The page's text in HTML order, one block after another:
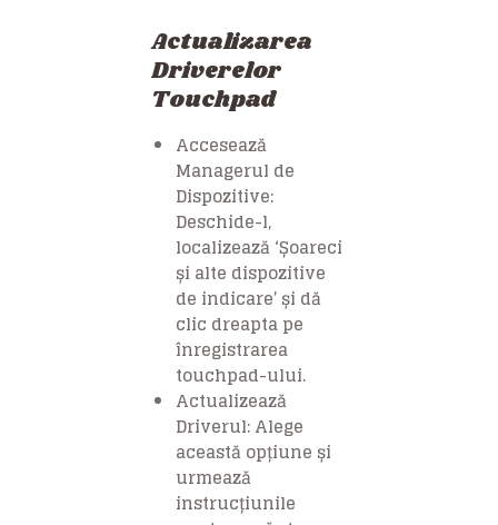
Actualizarea
Driverelor
Touchpad
Accesează
Managerul de
Dispozitive:
Deschide-l,
localizează ‘Șoareci
și alte dispozitive
de indicare’ și dă
clic dreapta pe
înregistrarea
touchpad-ului.
Actualizează
Driverul: Alege
această opțiune și
urmează
instrucțiunile